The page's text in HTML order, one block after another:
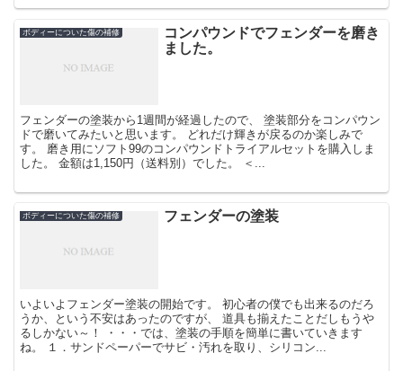
ボディーについた傷の補修
コンパウンドでフェンダーを磨き
ました。
フェンダーの塗装から1週間が経過したので、 塗装部分をコンパウン
ドで磨いてみたいと思います。 どれだけ輝きが戻るのか楽しみで
す。 磨き用にソフト99のコンパウンドトライアルセットを購入しま
した。 金額は1,150円（送料別）でした。 ＜...
ボディーについた傷の補修 フェンダーの塗装
いよいよフェンダー塗装の開始です。 初心者の僕でも出来るのだろ
うか、という不安はあったのですが、 道具も揃えたことだしもうや
るしかない～！ ・・・では、塗装の手順を簡単に書いていきます
ね。 １．サンドペーパーでサビ・汚れを取り、シリコン...